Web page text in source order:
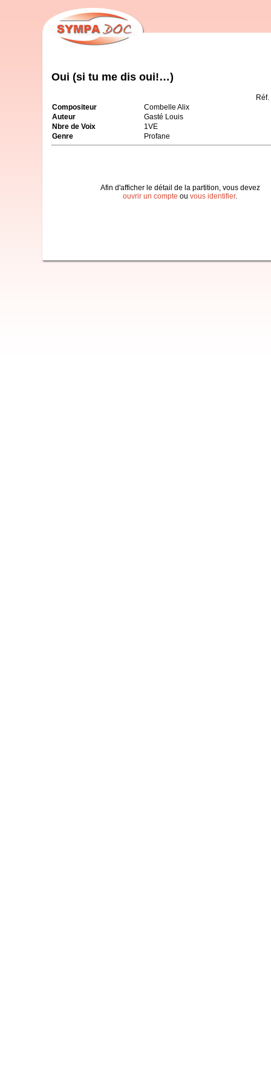
Oui (si tu me dis oui!…)
Compositeur
Combelle Alix
Auteur
Gasté Louis
Nbre de Voix
1VE
Genre
Profane
Afin d'afficher le détail de la partition, vous devez
ouvrir un compte ou vous identifier.